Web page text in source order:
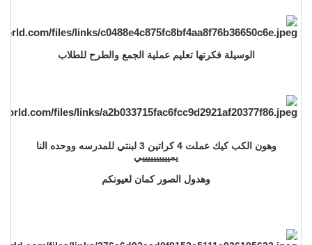
الوسيلة فكرتها تعليم عملية الجمع والطرح للطلاب
وهون الكب كيك عملت 4 كراتين 3 لبنتي للمدرسه ووحده النا
يمييييييييييي
وهدول الصور كمان لعيونكم